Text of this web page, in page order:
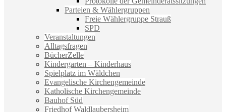
Parteien & Wählergruppen
Freie Wählergruppe Strauß
SPD
Veranstaltungen
Alltagsfragen
BücherZelle
Kindergarten – Kinderhaus
Spielplatz im Wäldchen
Evangelische Kirchengemeinde
Katholische Kirchengemeinde
Bauhof Süd
Friedhof Waldlaubersheim